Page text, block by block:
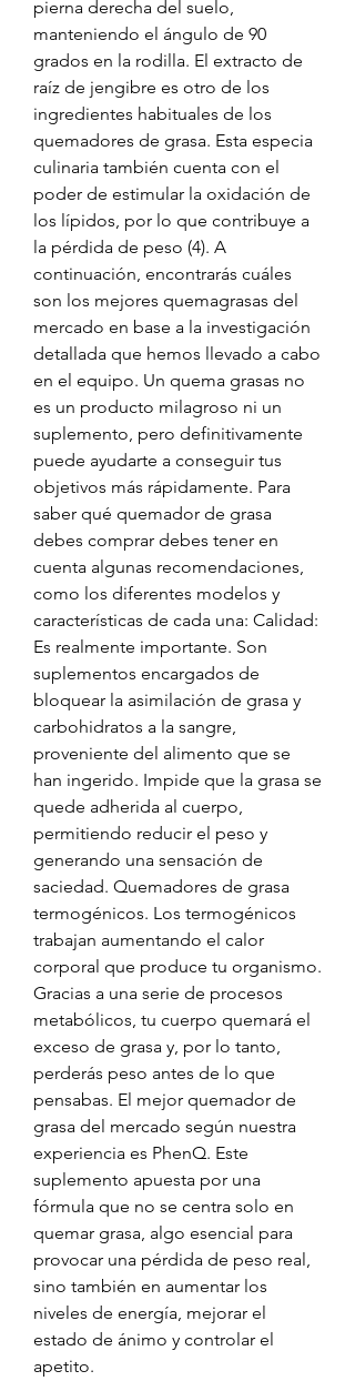
pierna derecha del suelo,
manteniendo el ángulo de 90
grados en la rodilla. El extracto de
raíz de jengibre es otro de los
ingredientes habituales de los
quemadores de grasa. Esta especia
culinaria también cuenta con el
poder de estimular la oxidación de
los lípidos, por lo que contribuye a
la pérdida de peso (4). A
continuación, encontrarás cuáles
son los mejores quemagrasas del
mercado en base a la investigación
detallada que hemos llevado a cabo
en el equipo. Un quema grasas no
es un producto milagroso ni un
suplemento, pero definitivamente
puede ayudarte a conseguir tus
objetivos más rápidamente. Para
saber qué quemador de grasa
debes comprar debes tener en
cuenta algunas recomendaciones,
como los diferentes modelos y
características de cada una: Calidad:
Es realmente importante. Son
suplementos encargados de
bloquear la asimilación de grasa y
carbohidratos a la sangre,
proveniente del alimento que se
han ingerido. Impide que la grasa se
quede adherida al cuerpo,
permitiendo reducir el peso y
generando una sensación de
saciedad. Quemadores de grasa
termogénicos. Los termogénicos
trabajan aumentando el calor
corporal que produce tu organismo.
Gracias a una serie de procesos
metabólicos, tu cuerpo quemará el
exceso de grasa y, por lo tanto,
perderás peso antes de lo que
pensabas. El mejor quemador de
grasa del mercado según nuestra
experiencia es PhenQ. Este
suplemento apuesta por una
fórmula que no se centra solo en
quemar grasa, algo esencial para
provocar una pérdida de peso real,
sino también en aumentar los
niveles de energía, mejorar el
estado de ánimo y controlar el
apetito.